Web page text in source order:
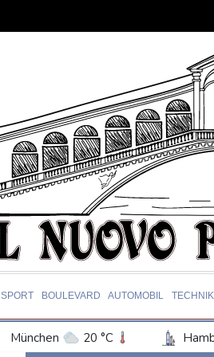
SPORT BOULEVARD AUTOMOBIL TECHNIK
München 20 °C